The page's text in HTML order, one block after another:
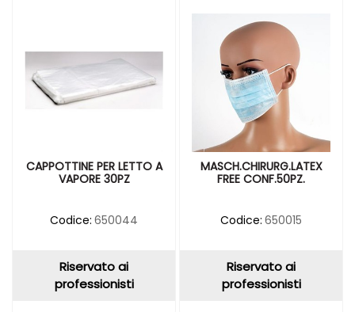
CAPPOTTINE PER LETTO A
VAPORE 30PZ
Codice: 650044
Riservato ai
professionisti
MASCH.CHIRURG.LATEX
FREE CONF.50PZ.
Codice: 650015
Riservato ai
professionisti